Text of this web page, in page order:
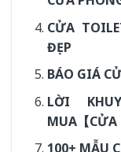
CỬA
ĐẸP
BÁO GIÁ
LỜI
MUA【CỬA
100+ MẪU